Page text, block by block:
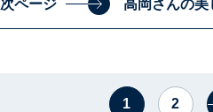
次ページ 高岡さんの美
1 2